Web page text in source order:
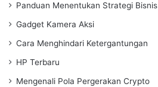
Panduan Menentukan Strategi Bisnis
Gadget Kamera Aksi
Cara Menghindari Ketergantungan
HP Terbaru
Mengenali Pola Pergerakan Crypto